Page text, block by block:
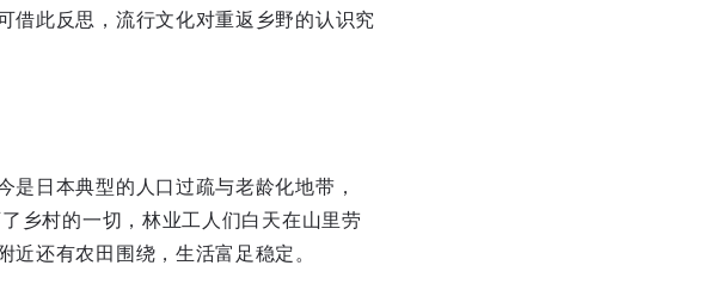
借此反思，流行文化对重返乡野的认识究
日本典型的人口过疏与老龄化地带，
乡村的一切，林业工人们白天在山里劳
还有农田围绕，生活富足稳定。